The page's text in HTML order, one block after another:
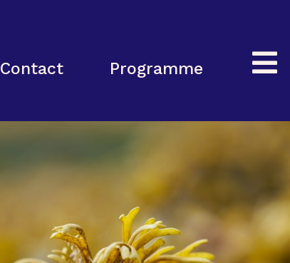
Contact Programme